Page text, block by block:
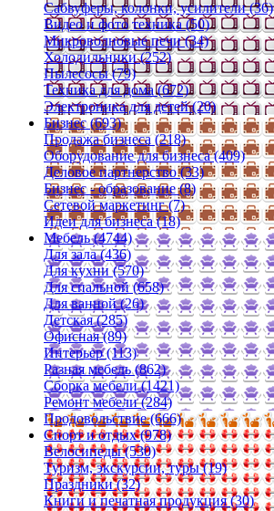
Сабвуферы, колонки, усилители (36)
Видео и фото техника (50)
Микроволновые печи (34)
Холодильники (252)
Пылесосы (79)
Техника для дома (672)
Электроника для детей (20)
Бизнес (693)
Продажа бизнеса (218)
Оборудование для бизнеса (409)
Деловое партнерство (33)
Бизнес - образование (8)
Сетевой маркетинг (7)
Идеи для бизнеса (18)
Мебель (4744)
Для зала (436)
Для кухни (570)
Для спальной (658)
Для ванной (26)
Детская (285)
Офисная (89)
Интерьер (113)
Разная мебель (862)
Сборка мебели (1421)
Ремонт мебели (284)
Продовольствие (666)
Спорт и отдых (978)
Велосипеды (530)
Туризм, экскурсии, туры (19)
Праздники (32)
Книги и печатная продукция (30)